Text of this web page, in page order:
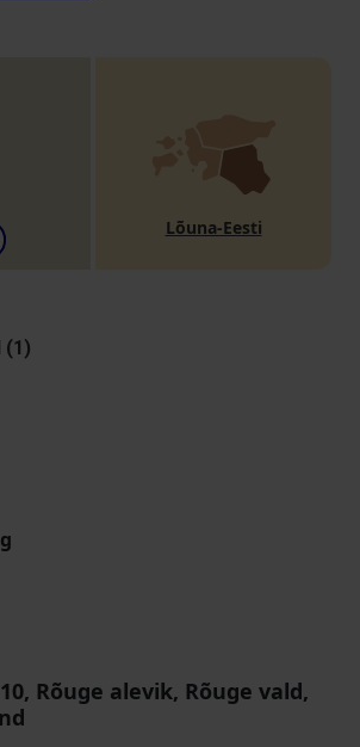
Lõuna-Eesti
(1)
Rõuge alevik, Rõuge vald,